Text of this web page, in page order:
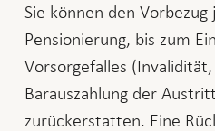
Sie können den
Pensionierung, bis zum
Vorsorgefalles
Barauszahlung der
zurückerstatten. Eine